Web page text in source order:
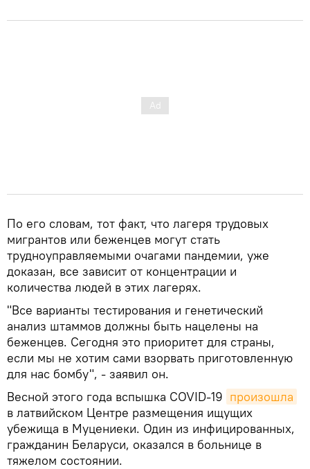
По его словам, тот факт, что лагеря трудовых
мигрантов или беженцев могут стать
трудноуправляемыми очагами пандемии, уже
доказан, все зависит от концентрации и
количества людей в этих лагерях.
"Все варианты тестирования и генетический
анализ штаммов должны быть нацелены на
беженцев. Сегодня это приоритет для страны,
если мы не хотим сами взорвать приготовленную
для нас бомбу", - заявил он.
Весной этого года вспышка COVID-19 произошла
в латвийском Центре размещения ищущих
убежища в Муцениеки. Один из инфицированных,
гражданин Беларуси, оказался в больнице в
тяжелом состоянии.